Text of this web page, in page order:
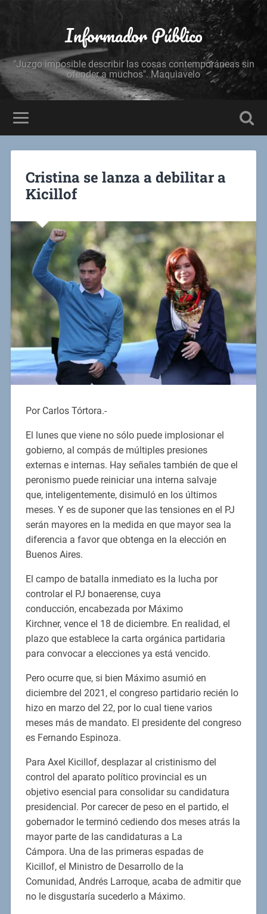
Informador Público
"Juzgo imposible describir las cosas contemporáneas sin
ofender a muchos". Maquiavelo
Cristina se lanza a debilitar a
Kicillof
Por Carlos Tórtora.-
El lunes que viene no sólo puede implosionar el
gobierno, al compás de múltiples presiones
externas e internas. Hay señales también de que el
peronismo puede reiniciar una interna salvaje
que, inteligentemente, disimuló en los últimos
meses. Y es de suponer que las tensiones en el PJ
serán mayores en la medida en que mayor sea la
diferencia a favor que obtenga en la elección en
Buenos Aires.
El campo de batalla inmediato es la lucha por
controlar el PJ bonaerense, cuya
conducción, encabezada por Máximo
Kirchner, vence el 18 de diciembre. En realidad, el
plazo que establece la carta orgánica partidaria
para convocar a elecciones ya está vencido.
Pero ocurre que, si bien Máximo asumió en
diciembre del 2021, el congreso partidario recién lo
hizo en marzo del 22, por lo cual tiene varios
meses más de mandato. El presidente del congreso
es Fernando Espinoza.
Para Axel Kicillof, desplazar al cristinismo del
control del aparato político provincial es un
objetivo esencial para consolidar su candidatura
presidencial. Por carecer de peso en el partido, el
gobernador le terminó cediendo dos meses atrás la
mayor parte de las candidaturas a La
Cámpora. Una de las primeras espadas de
Kicillof, el Ministro de Desarrollo de la
Comunidad, Andrés Larroque, acaba de admitir que
no le disgustaría sucederlo a Máximo.